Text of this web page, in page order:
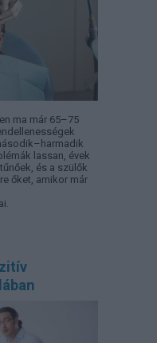
ma már 65–75
lassan, évek
és a szülők
őket, amikor már